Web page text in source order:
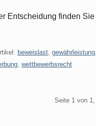
Entscheidung finden Sie
beweislast gewährleistung
wettbewerbsrecht
Seite 1 von